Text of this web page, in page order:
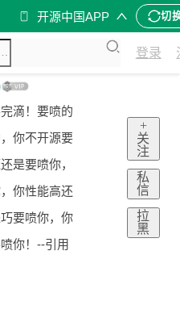
开源中国APP 切
登录
滴！要喷的
你不开源要
是要喷你，
你性能高还
要喷你，你
你！--引用
+
关
注
私
信
拉
黑